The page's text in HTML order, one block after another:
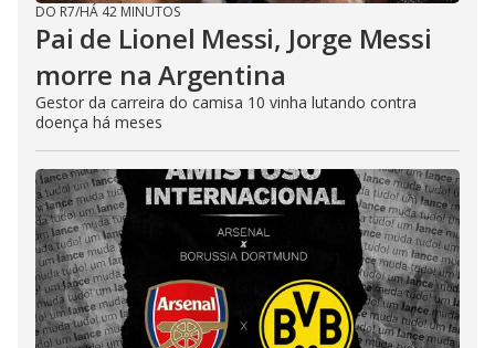
DO R7/HÁ 42 MINUTOS
Pai de Lionel Messi, Jorge Messi
morre na Argentina
Gestor da carreira do camisa 10 vinha lutando contra
doença há meses